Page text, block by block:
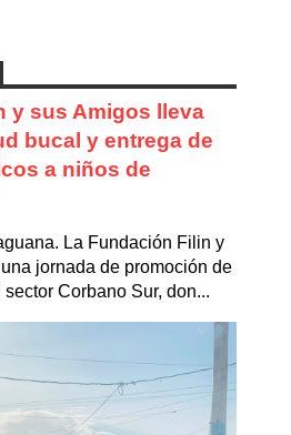
y sus Amigos lleva
bucal y entrega de
a niños de
La Fundación Filin y
jornada de promoción de
Corbano Sur, don...